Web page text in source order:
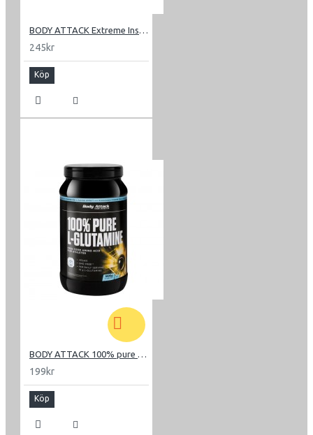
BODY ATTACK Extreme Instant EAA 300g
245kr
Köp
BODY ATTACK 100% pure L-Glutamine 400g
199kr
Köp